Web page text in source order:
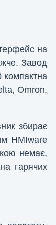
на
Завод
компактна
Omron,
збирає
HMIware
немає,
гарячих